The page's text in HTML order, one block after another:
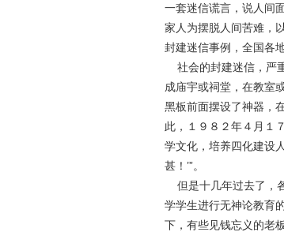
一套迷信谎言，说人间
家人为摆脱人间苦难，
封建迷信事例，全国各
社会的封建迷信，严
成庙宇或祠堂，在教室
黑板前面摆设了神器，
此，１９８２年４月１
学文化，培养四化建设
甚！’”。
但是十几年过去了，
学学生进行无神论教育
下，有些见钱忘义的老